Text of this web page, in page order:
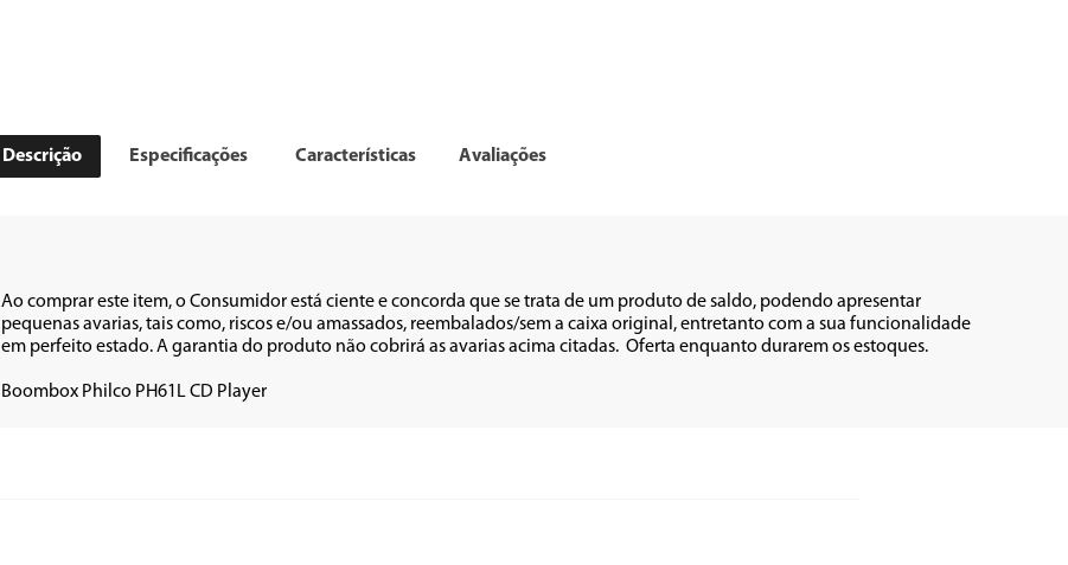
Descrição Especificações Características Avaliações
Ao comprar este item, o Consumidor está ciente e concorda que se trata de um produto de saldo, podendo apresentar
pequenas avarias, tais como, riscos e/ou amassados, reembalados/sem a caixa original, entretanto com a sua funcionalidade
em perfeito estado. A garantia do produto não cobrirá as avarias acima citadas.  Oferta enquanto durarem os estoques.
Boombox Philco PH61L CD Player